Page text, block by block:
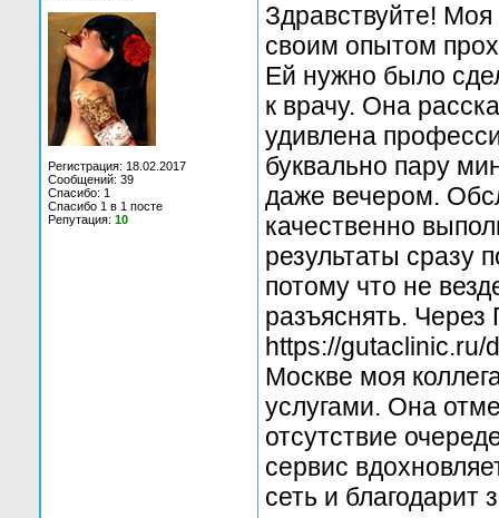
Регистрация: 18.02.2017
Сообщений: 39
Спасибо: 1
Спасибо 1 в 1 посте
Репутация: 10
Здравствуйте! Моя
своим опытом
Ей нужно было
к врачу. Она
удивлена
буквально пару
даже вечером.
качественно
результаты сразу
потому что не
разъяснять.
https://
Москве моя
услугами. Она
отсутствие
сервис
сеть и благодарит